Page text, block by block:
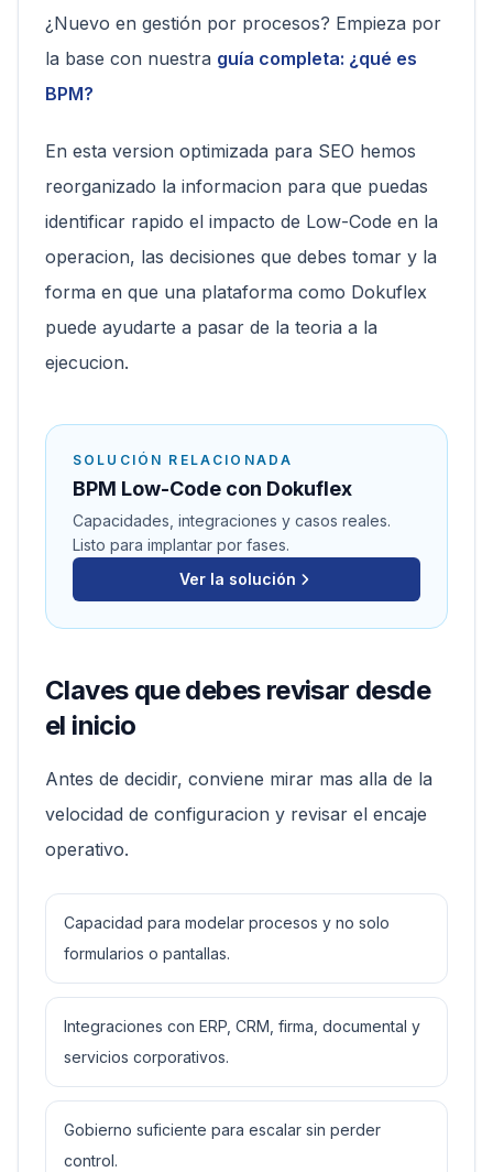
¿Nuevo en gestión por procesos? Empieza por
la base con nuestra guía completa: ¿qué es
BPM?
En esta version optimizada para SEO hemos
reorganizado la informacion para que puedas
identificar rapido el impacto de Low-Code en la
operacion, las decisiones que debes tomar y la
forma en que una plataforma como Dokuflex
puede ayudarte a pasar de la teoria a la
ejecucion.
SOLUCIÓN RELACIONADA
BPM Low-Code con Dokuflex
Capacidades, integraciones y casos reales.
Listo para implantar por fases.
Ver la solución
Claves que debes revisar desde
el inicio
Antes de decidir, conviene mirar mas alla de la
velocidad de configuracion y revisar el encaje
operativo.
Capacidad para modelar procesos y no solo
formularios o pantallas.
Integraciones con ERP, CRM, firma, documental y
servicios corporativos.
Gobierno suficiente para escalar sin perder
control.